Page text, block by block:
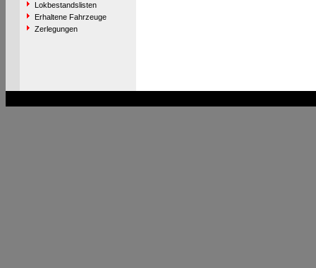
Lokbestandslisten
Erhaltene Fahrzeuge
Zerlegungen